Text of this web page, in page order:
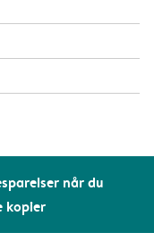
når du
kopier